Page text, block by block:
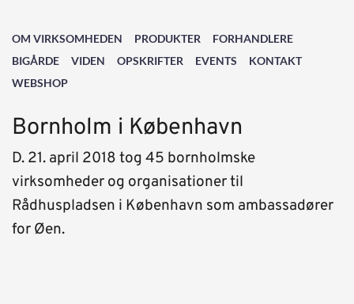
OM VIRKSOMHEDEN PRODUKTER
FORHANDLERE
BIGÅRDE
VIDEN OPSKRIFTER EVENTS
KONTAKT
WEBSHOP
Bornholm i København
D. 21. april 2018 tog 45 bornholmske
virksomheder og organisationer til
Rådhuspladsen i København som ambassadører
for Øen.